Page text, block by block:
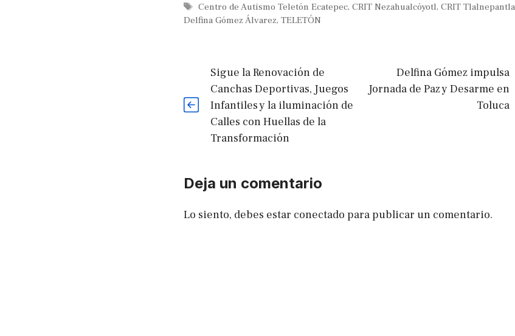
Etiquetas
Centro de Autismo Teletón Ecatepec,CRIT Nezahualcóyotl,CRIT Tlalnepantla
Delfina Gómez Álvarez, TELETÓN
Sigue la Renovación de
Canchas Deportivas, Juegos
Infantiles y la iluminación de
Calles con Huellas de la
Transformación
Delfina Gómez impulsa
Jornada de Paz y Desarme en
Toluca
Deja un comentario
Lo siento, debes estar conectado para publicar un comentario.